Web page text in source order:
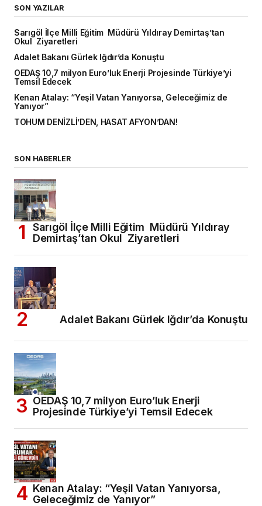
SON YAZILAR
Sarıgöl İlçe Milli Eğitim Müdürü Yıldıray Demirtaş’tan
Okul Ziyaretleri
Adalet Bakanı Gürlek Iğdır’da Konuştu
OEDAŞ 10,7 milyon Euro’luk Enerji Projesinde Türkiye’yi
Temsil Edecek
Kenan Atalay: “Yeşil Vatan Yanıyorsa, Geleceğimiz de
Yanıyor”
TOHUM DENİZLİ’DEN, HASAT AFYON’DAN!
SON HABERLER
Sarıgöl İlçe Milli Eğitim Müdürü Yıldıray
Demirtaş’tan Okul Ziyaretleri
Adalet Bakanı Gürlek Iğdır’da Konuştu
OEDAŞ 10,7 milyon Euro’luk Enerji
Projesinde Türkiye’yi Temsil Edecek
Kenan Atalay: “Yeşil Vatan Yanıyorsa,
Geleceğimiz de Yanıyor”